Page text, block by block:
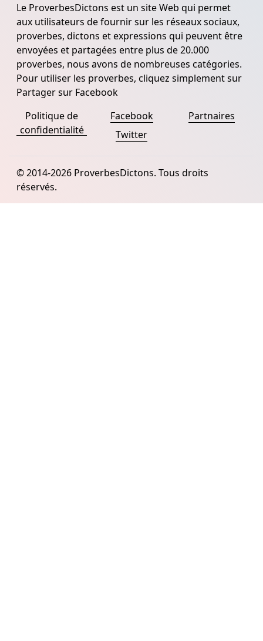
Le ProverbesDictons est un site Web qui permet
aux utilisateurs de fournir sur les réseaux sociaux,
proverbes, dictons et expressions qui peuvent être
envoyées et partagées entre plus de 20.000
proverbes, nous avons de nombreuses catégories.
Pour utiliser les proverbes, cliquez simplement sur
Partager sur Facebook
Politique de
confidentialité
Facebook
Twitter
Partnaires
© 2014-2026 ProverbesDictons. Tous droits
réservés.